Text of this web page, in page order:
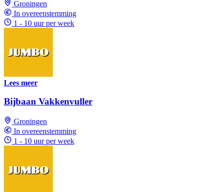
Groningen
In overeenstemming
1 - 10 uur per week
Lees meer
Bijbaan Vakkenvuller
Groningen
In overeenstemming
1 - 10 uur per week